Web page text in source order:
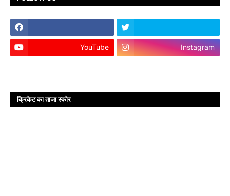
YouTube Instagram
क्रिकेट का ताजा स्कोर